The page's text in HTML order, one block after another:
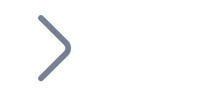
Ajoutez le token de votre projet à notre service